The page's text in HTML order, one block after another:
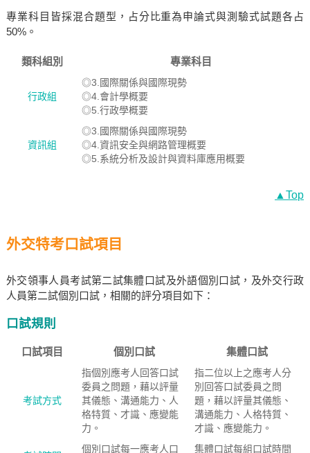
專業科目皆採混合題型，占分比重為申論式與測驗式試題各占
50%。
類科組別 專業科目
行政組
◎3.國際關係與國際現勢
◎4.會計學概要
◎5.行政學概要
資訊組
◎3.國際關係與國際現勢
◎4.資訊安全與網路管理概要
◎5.系統分析及設計與資料庫應用概要
▲Top
外交特考口試項目
外交領事人員考試第二試集體口試及外語個別口試，及外交行政
人員第二試個別口試，相關的評分項目如下：
口試規則
口試項目 個別口試 集體口試
考試方式
指個別應考人回答口試
委員之問題，藉以評量
其儀態、溝通能力、人
格特質、才識、應變能
力。
指二位以上之應考人分
別回答口試委員之問
題，藉以評量其儀態、
溝通能力、人格特質、
才識、應變能力。
個別口試每一應考人口
集體口試每組口試時間